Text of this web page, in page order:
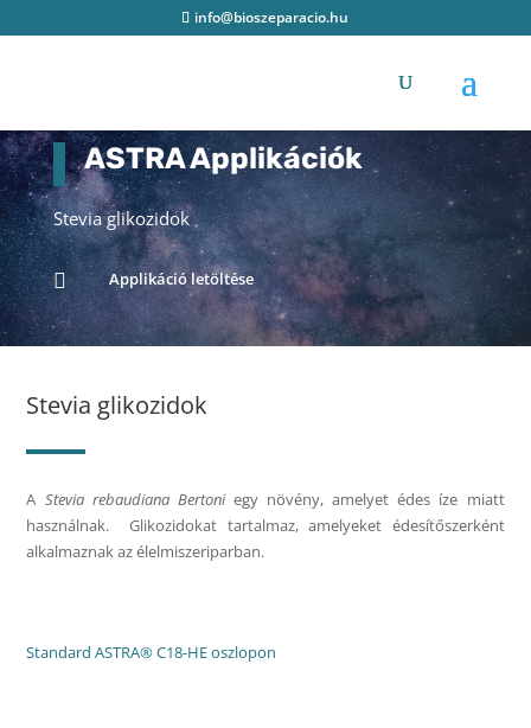
info@bioszeparacio.hu
ASTRA Applikációk
Stevia glikozidok
 Applikáció letöltése
Stevia glikozidok
A Stevia rebaudiana Bertoniegy növény, amelyet édes íze miatt
használnak. Glikozidokat tartalmaz, amelyeket édesítőszerként
alkalmaznak az élelmiszeriparban.
Standard ASTRA® C18-HE oszlopon